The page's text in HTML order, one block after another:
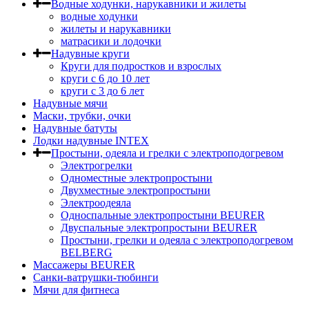
Водные ходунки, нарукавники и жилеты
водные ходунки
жилеты и нарукавники
матрасики и лодочки
Надувные круги
Круги для подростков и взрослых
круги с 6 до 10 лет
круги c 3 до 6 лет
Надувные мячи
Маски, трубки, очки
Надувные батуты
Лодки надувные INTEX
Простыни, одеяла и грелки с электроподогревом
Электрогрелки
Одноместные электропростыни
Двухместные электропростыни
Электроодеяла
Односпальные электропростыни BEURER
Двуспальные электропростыни BEURER
Простыни, грелки и одеяла с электроподогревом
BELBERG
Массажеры BEURER
Санки-ватрушки-тюбинги
Мячи для фитнеса